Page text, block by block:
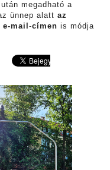
megadható a
ünnep alatt az
e-mail -címen is módja